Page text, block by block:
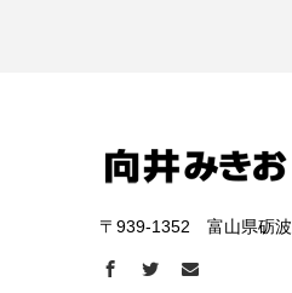
〒939-1352 富山県砺